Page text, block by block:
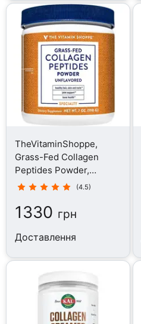
TheVitaminShoppe,
Grass-Fed Collagen
Peptides Powder,
Колаген, 198 г(4.5)
1330 грн
Доставлення